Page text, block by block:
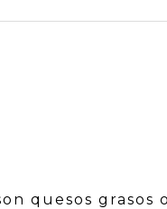
quesos grasos